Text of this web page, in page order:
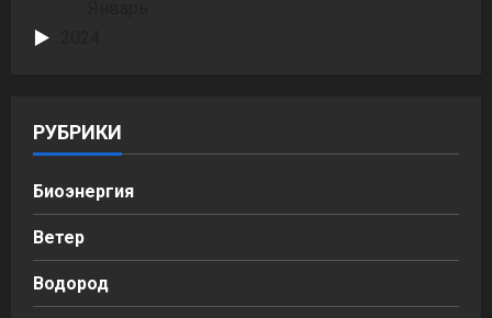
РУБРИКИ
Биоэнергия
Ветер
Водород